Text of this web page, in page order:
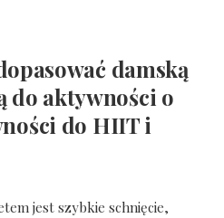
damską
do aktywności o
do HIIT i
jest szybkie schnięcie,